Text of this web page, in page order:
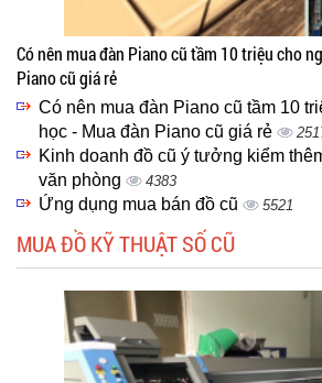
Có nên mua đàn Piano cũ tầm 10 triệu cho
Piano cũ giá rẻ
Có nên mua đàn Piano cũ tầm 10
học - Mua đàn Piano cũ giá rẻ
Kinh doanh đồ cũ ý tưởng kiểm
văn phòng
4383
Ứng dụng mua bán đồ cũ 5521
MUA ĐỒ KỸ THUẬT SỐ CŨ